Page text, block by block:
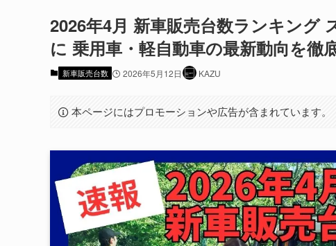
2026年4月 新車販売台数ランキング
に 乗用車・軽自動車の最新動向を徹
新車販売台数 2026年5月12日 KAZU
本ページにはプロモーションや広告が含まれています。